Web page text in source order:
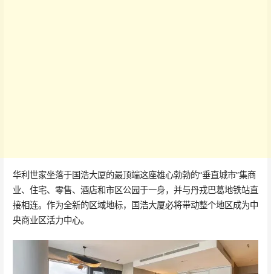
华利世家坐落于国浩大厦的最顶端这座雄心勃勃的“垂直城市”集商
业、住宅、零售、酒店和市区公园于一身，并与丹戎巴葛地铁站直
接相连。作为全新的区域地标，国浩大厦必将带动整个地区成为中
央商业区活力中心。